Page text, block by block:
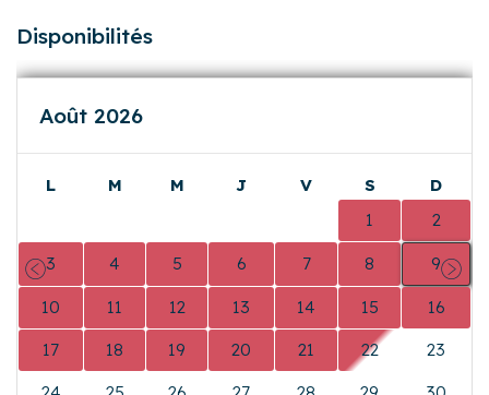
Disponibilités
Août 2026
L M M J V S
D
1 2
3 4 5 6 7 8 9
10 11 12 13 14 15 16
17 18 19 20 21 22 23
Précédent